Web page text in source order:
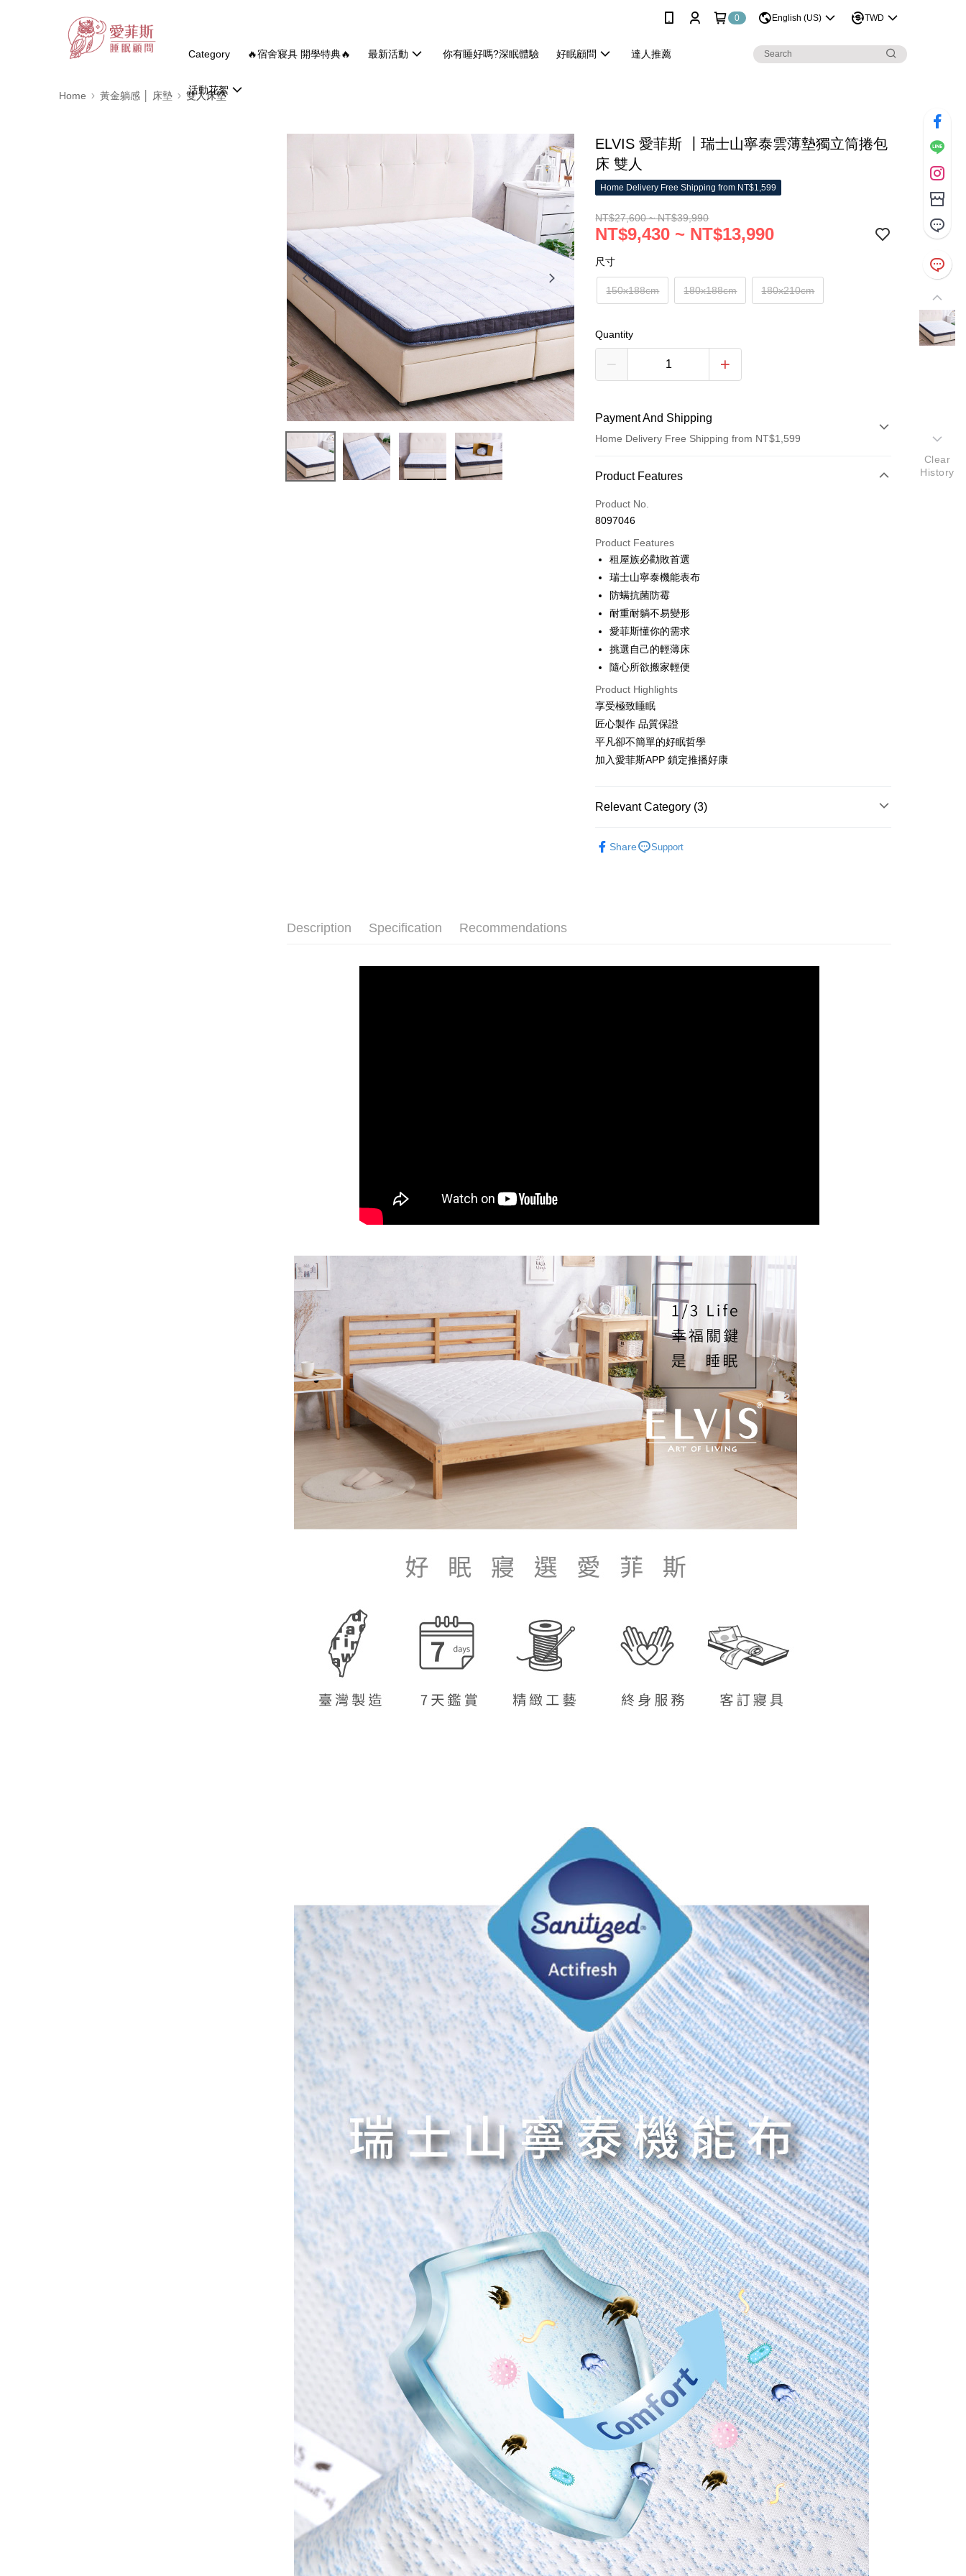
0 English (US) TWD
Category 🔥宿舍寢具 開學特典🔥 最新活動 你有睡好嗎?深眠體驗 好眠顧問 達人推薦
活動花絮
Home 黃金躺感 │ 床墊 雙人床墊
ELVIS 愛菲斯 ┃瑞士山寧泰雲薄墊獨立筒捲包
床 雙人
Home Delivery Free Shipping from NT$1,599
NT$27,600 ~ NT$39,990
NT$9,430 ~ NT$13,990
尺寸
150x188cm 180x188cm 180x210cm
Quantity
Payment And Shipping
Home Delivery Free Shipping from NT$1,599
Payment Method
Credit Card (Full Payment)
LINE Pay
Apple Pay
JKOPAY
Shipping Method
物流宅配
NT$150/order | Free shipping on orders of NT$1,599 or more
Product Features
Product No.
8097046
Product Features
租屋族必勸敗首選
瑞士山寧泰機能表布
防螨抗菌防霉
耐重耐躺不易變形
愛菲斯懂你的需求
挑選自己的輕薄床
隨心所欲搬家輕便
Product Highlights
享受極致睡眠
匠心製作 品質保證
平凡卻不簡單的好眠哲學
加入愛菲斯APP 鎖定推播好康
Relevant Category (3)
Share Support
Description Specification Recommendations
Clear
History